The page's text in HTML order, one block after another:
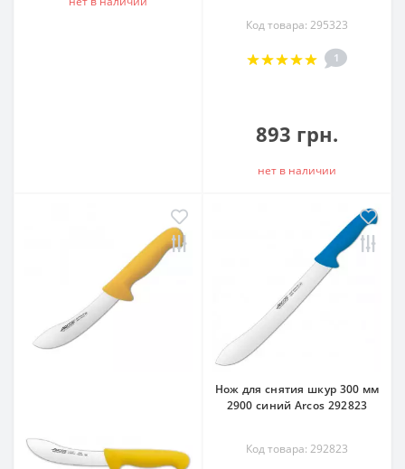
Код товара: 295323
1
893 грн.
нет в наличии
Нож для снятия шкур 300 мм
2900 синий Arcos 292823
Код товара: 292823